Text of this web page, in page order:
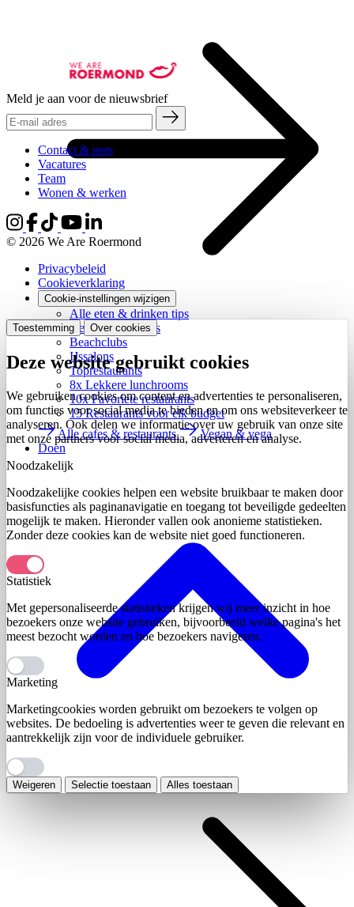
Alle eten & drinken tips
Gezellige terrasjes
Beachclubs
IJssalons
Toprestaurants
8x Lekkere lunchrooms
10x Favoriete restaurants
15 Restaurants voor elk budget
Alle cafes & restaurants
Vegan & vega
Doen
Meld je aan voor de nieuwsbrief
Contact & pers
Vacatures
Team
Wonen & werken
© 2026 We Are Roermond
Privacybeleid
Cookieverklaring
Cookie-instellingen wijzigen
Toestemming Over cookies
Deze website gebruikt cookies
We gebruiken cookies om content en advertenties te personaliseren,
om functies voor social media te bieden en om ons websiteverkeer te
analyseren. Ook delen we informatie over uw gebruik van onze site
met onze partners voor social media, adverteren en analyse.
Noodzakelijk
Noodzakelijke cookies helpen een website bruikbaar te maken door
basisfuncties als paginanavigatie en toegang tot beveiligde gedeelten
mogelijk te maken. Hieronder vallen ook anonieme statistieken.
Zonder deze cookies kan de website niet goed functioneren.
Statistiek
Met gepersonaliseerde statistieken krijgen wij meer inzicht in hoe
bezoekers onze website gebruiken, bijvoorbeeld welke pagina's het
meest bezocht worden en hoe bezoekers navigeren.
Marketing
Marketingcookies worden gebruikt om bezoekers te volgen op
websites. De bedoeling is advertenties weer te geven die relevant en
aantrekkelijk zijn voor de individuele gebruiker.
Weigeren Selectie toestaan Alles toestaan